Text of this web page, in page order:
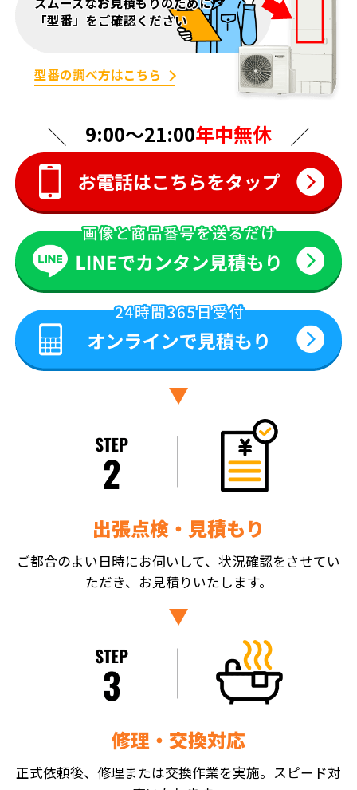
「型番」をご確認ください
型番の調べ方はこちら
9:00〜21:00年中無休
出張点検・見積もり
ご都合のよい日時にお伺いして、状況確認をさせてい
ただき、お見積りいたします。
修理・交換対応
正式依頼後、修理または交換作業を実施。スピード対